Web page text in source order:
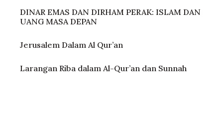
DINAR EMAS DAN DIRHAM PERAK: ISLAM DAN
UANG MASA DEPAN
Jerusalem Dalam Al Qur’an
Larangan Riba dalam Al-Qur’an dan Sunnah